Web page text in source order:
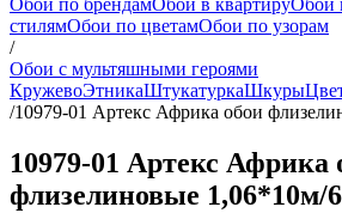
Обои по брендамОбои в квартируОбои
стилямОбои по цветамОбои по узорам
/
Обои с мультяшными героями
КружевоЭтникаШтукатуркаШкуры
/10979-01 Артекс Африка обои
10979-01 Артекс Африка
флизелиновые 1,06*10м/6